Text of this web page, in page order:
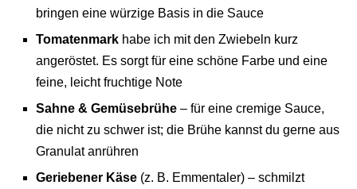
bringen eine würzige Basis in die Sauce
Tomatenmark habe ich mit den Zwiebeln kurz
angeröstet. Es sorgt für eine schöne Farbe und eine
feine, leicht fruchtige Note
Sahne & Gemüsebrühe – für eine cremige Sauce,
die nicht zu schwer ist; die Brühe kannst du gerne aus
Granulat anrühren
Geriebener Käse (z. B. Emmentaler) – schmilzt